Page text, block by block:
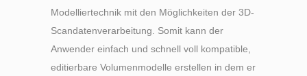
Modelliertechnik mit den Möglichkeiten der 3D-
Scandatenverarbeitung. Somit kann der
Anwender einfach und schnell voll kompatible,
editierbare Volumenmodelle erstellen in dem er